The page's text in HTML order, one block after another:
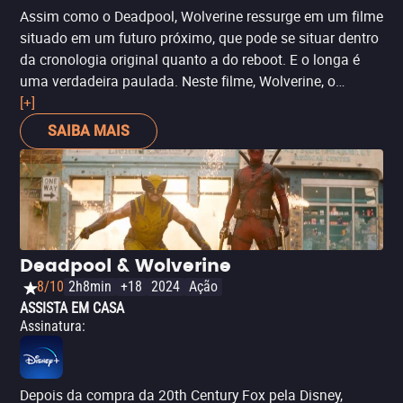
Assim como o Deadpool, Wolverine ressurge em um filme
situado em um futuro próximo, que pode se situar dentro
da cronologia original quanto a do reboot. E o longa é
uma verdadeira paulada. Neste filme, Wolverine, o
personagem das HQs, retorna mais adulto, pesado e
sangrento. Mas, mais do que isso: o diretor James
Mangold faz um tributo aos westerns, inclusive com
referências ao filmeOs Brutos Também Amam,
chegando num resultado final que lida com assuntos
maduros como a paternidade, terceira idade e morte. Um
belo exemplo de como os filmes de super-heróis podem
agregar elementos de diversos gêneros.
[+]
SAIBA MAIS
Deadpool & Wolverine
8/10 2h8min +18 2024 Ação
ASSISTA EM CASA
Assinatura:
Depois da compra da 20th Century Fox pela Disney,